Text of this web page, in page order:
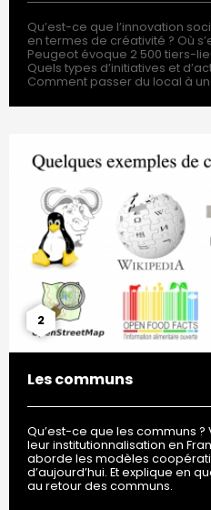
Qu’est-ce que l’innovation
en termes de créativité ? Où
Peugeot évoque 2 500 tiers-
Quels types d’initiatives et
Comment passer du local à
2
Les communs
Qu’est-ce que les communs
leur institutionnalisation en
aborde les modèles
d’aujourd’hui. Et explique en
au retour des communs.